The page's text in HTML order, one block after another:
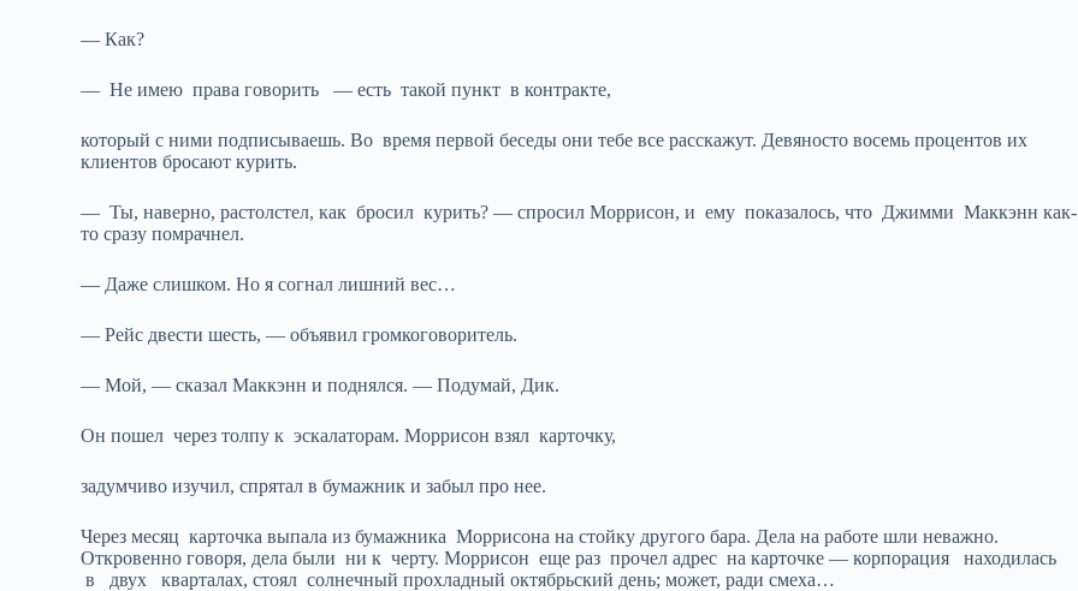
— Как?
— Не имею права говорить — есть такой пункт в контракте,
который с ними подписываешь. Во время первой беседы они тебе все расскажут. Девяносто восемь процентов их
клиентов бросают курить.
— Ты, наверно, растолстел, как бросил курить? — спросил Моррисон, и ему показалось, что Джимми Маккэнн как-
то сразу помрачнел.
— Даже слишком. Но я согнал лишний вес…
— Рейс двести шесть, — объявил громкоговоритель.
— Мой, — сказал Маккэнн и поднялся. — Подумай, Дик.
Он пошел через толпу к эскалаторам. Моррисон взял карточку,
задумчиво изучил, спрятал в бумажник и забыл про нее.
Через месяц карточка выпала из бумажника Моррисона на стойку другого бара. Дела на работе шли неважно.
Откровенно говоря, дела были ни к черту. Моррисон еще раз прочел адрес на карточке — корпорация находилась
в двух кварталах, стоял солнечный прохладный октябрьский день; может, ради смеха…